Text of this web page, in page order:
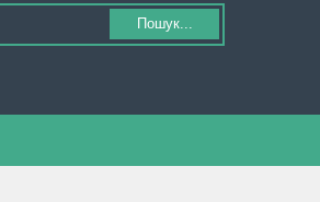
Пошук...